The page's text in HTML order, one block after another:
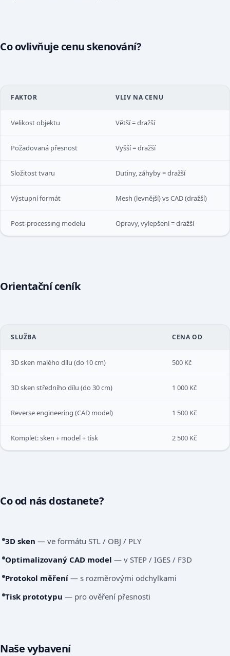
Co ovlivňuje cenu skenování?
FAKTOR VLIV NA CENU
Velikost objektu Větší = dražší
Požadovaná přesnost Vyšší = dražší
Složitost tvaru Dutiny, záhyby = dražší
Výstupní formát Mesh (levnější) vs CAD (dražší)
Post-processing modelu Opravy, vylepšení = dražší
Orientační ceník
SLUŽBA CENA OD
3D sken malého dílu (do 10 cm) 500 Kč
3D sken středního dílu (do 30 cm) 1 000 Kč
Reverse engineering (CAD model) 1 500 Kč
Komplet: sken + model + tisk 2 500 Kč
Co od nás dostanete?
3D sken — ve formátu STL / OBJ / PLY
Optimalizovaný CAD model — v STEP / IGES / F3D
Protokol měření — s rozměrovými odchylkami
Tisk prototypu — pro ověření přesnosti
Naše vybavení